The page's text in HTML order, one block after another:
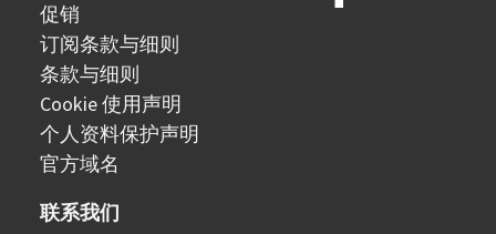
促销
订阅条款与细则
条款与细则
Cookie 使用声明
个人资料保护声明
官方域名
联系我们